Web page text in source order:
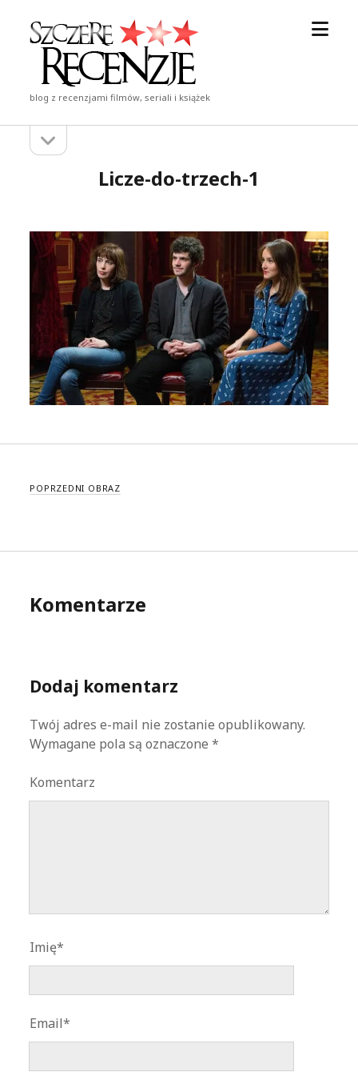
Szczere
Recenzje
blog z recenzjami filmów, seriali i książek
Pasekpasek
Licze-do-trzech-1
POPRZEDNI OBRAZ
Komentarze
Dodaj komentarz
Twój adres e-mail nie zostanie opublikowany.
Wymagane pola są oznaczone*
Komentarz
Imię*
Email*